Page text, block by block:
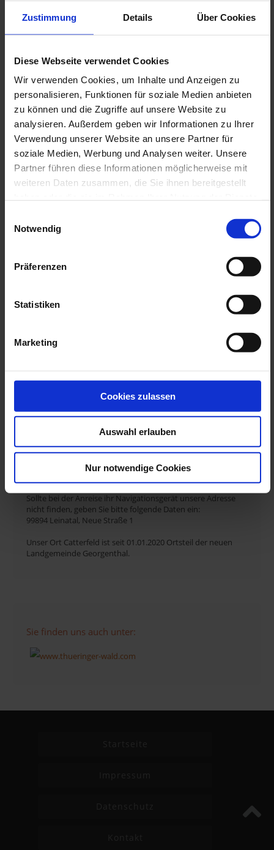
Zustimmung Details Über Cookies
Diese Webseite verwendet Cookies
Wir verwenden Cookies, um Inhalte und Anzeigen zu
personalisieren, Funktionen für soziale Medien anbieten
zu können und die Zugriffe auf unsere Website zu
analysieren. Außerdem geben wir Informationen zu Ihrer
Verwendung unserer Website an unsere Partner für
soziale Medien, Werbung und Analysen weiter. Unsere
Partner führen diese Informationen möglicherweise mit
weiteren Daten zusammen, die Sie ihnen bereitgestellt
Notwendig
Präferenzen
Statistiken
Marketing
Cookies zulassen
Auswahl erlauben
Nur notwendige Cookies
Küche - Ferienwohnung Bradatsch Catterfeld
Eingangsbereich - Diele mit Garderobe -
Ferienwohnung Bradatsch Catterfeld
Ferienwohnung Bradatsch 99887 Georgenthal / OT
Catterfeld
Weitere Fragen?
E-Mail: fewo-bradatsch
Wichtige Informationen
Am Tag der Anreise steht Ihnen die Wohnung ab 15:00 Uhr
Die Unterbringung von Haustieren ist nur auf vorherige
Anfrage möglich.
Sollte bei der Anreise ihr Navigationsgerät unsere Adresse
nicht finden, geben Sie bitte folgende Daten ein:
99894 Leinatal, Neue Straße 1
Unser Ort Catterfeld ist seit 01.01.2020 Ortsteil der neuen
Landgemeinde Georgenthal.
Sie finden uns auch unter: